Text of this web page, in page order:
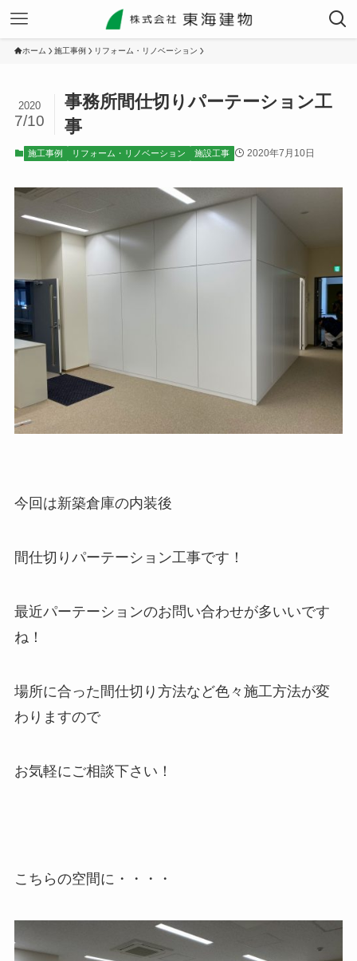
ホーム 施工事例 リフォーム・リノベーション
事務所間仕切りパーテーション工
事
2020
7/10
施工事例 リフォーム・リノベーション 施設工事 2020年7月10日
今回は新築倉庫の内装後
間仕切りパーテーション工事です！
最近パーテーションのお問い合わせが多いいです
ね！
場所に合った間仕切り方法など色々施工方法が変
わりますので
お気軽にご相談下さい！
こちらの空間に・・・・